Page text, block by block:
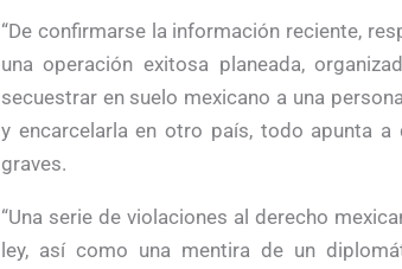
“De confirmarse la información reciente,
una operación exitosa planeada,
secuestrar en suelo mexicano a una
y encarcelarla en otro país, todo apunta
graves.
“Una serie de violaciones al derecho
ley, así como una mentira de un